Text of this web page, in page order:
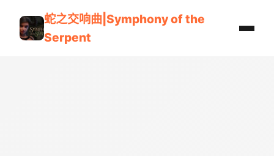
蛇之交响曲|Symphony of the
Serpent